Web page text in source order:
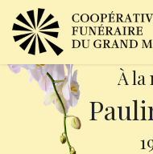
À la